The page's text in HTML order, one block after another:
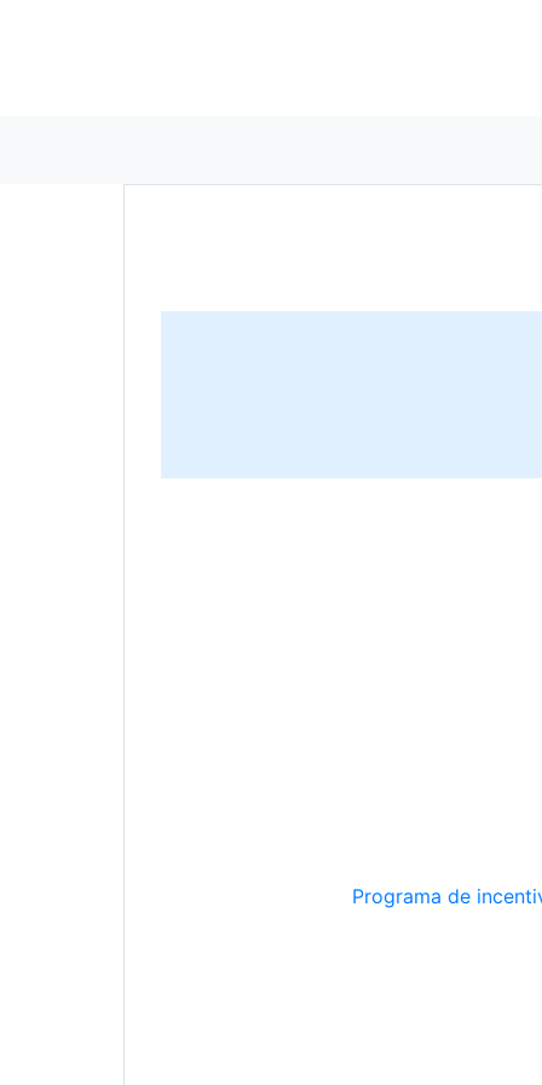
Programa de